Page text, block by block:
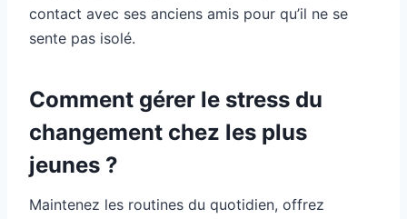
contact avec ses anciens amis pour qu’il ne se
sente pas isolé.
Comment gérer le stress du
changement chez les plus
jeunes ?
Maintenez les routines du quotidien, offrez